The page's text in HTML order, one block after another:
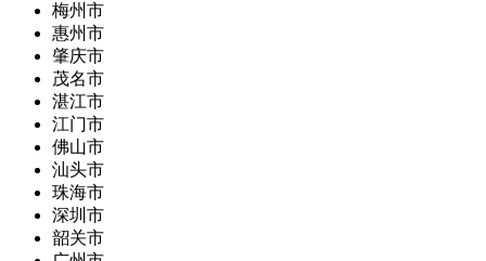
梅州市
惠州市
肇庆市
茂名市
湛江市
江门市
佛山市
汕头市
珠海市
深圳市
韶关市